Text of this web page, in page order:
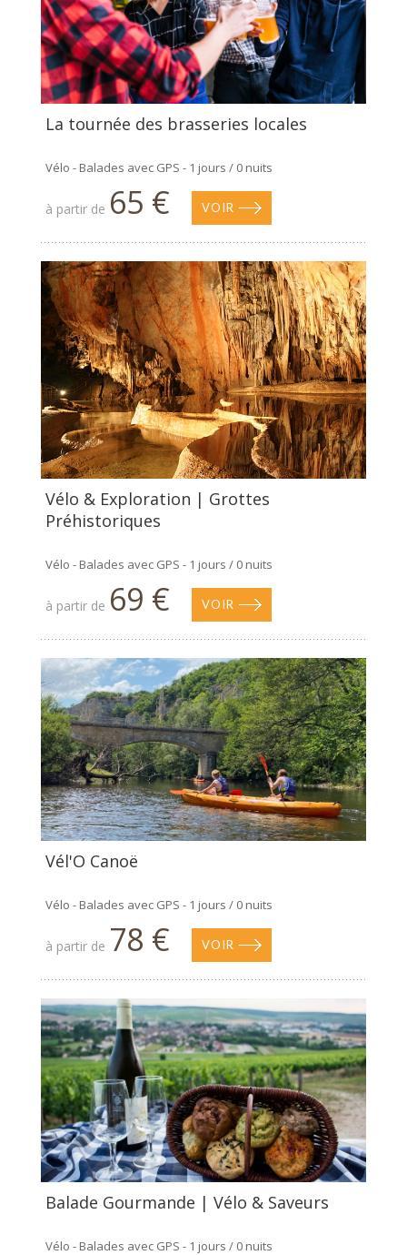
La tournée des brasseries locales
Vélo - Balades avec GPS - 1 jours / 0 nuits
à partir de 65 € VOIR
Vélo & Exploration | Grottes
Préhistoriques
Vélo - Balades avec GPS - 1 jours / 0 nuits
à partir de 69 € VOIR
Vél'O Canoë
Vélo - Balades avec GPS - 1 jours / 0 nuits
à partir de 78 € VOIR
Balade Gourmande | Vélo & Saveurs
Vélo - Balades avec GPS - 1 jours / 0 nuits